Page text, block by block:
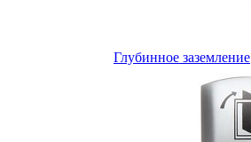
Глубинное заземление